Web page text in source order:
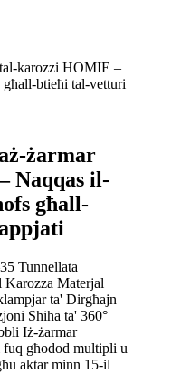
żarmar
Naqqas il-
għall-
Tunnellata
Materjal
ta' Dirgħajn
Sħiħa ta' 360°
Iż-żarmar
għodod multipli u
aktar minn 15-il